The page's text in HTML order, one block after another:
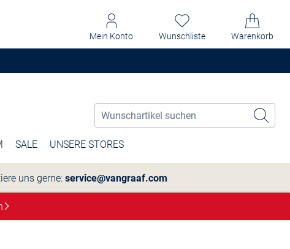
Mein Konto Wunschliste Warenkorb
SALE UNSERE STORES
uns gerne: service@vangraaf.com